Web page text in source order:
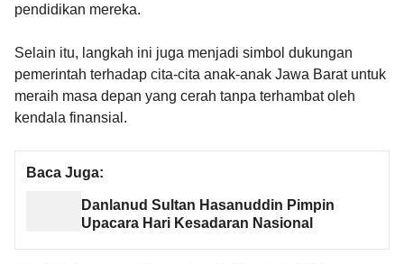
pendidikan mereka.
Selain itu, langkah ini juga menjadi simbol dukungan
pemerintah terhadap cita-cita anak-anak Jawa Barat untuk
meraih masa depan yang cerah tanpa terhambat oleh
kendala finansial.
Baca Juga:
Danlanud Sultan Hasanuddin Pimpin
Upacara Hari Kesadaran Nasional